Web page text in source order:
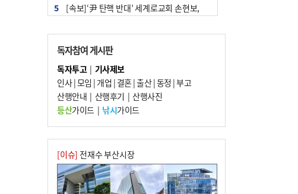
5
[속보]‘尹 탄핵 반대’ 세계로교회 손현보,
군사기밀 유출자 색출 지시
7
부산 주유소 휘발유 평균가 ℓ당 1849원…
전주보다 3원 ↓
8
[속보] ‘심판 성접대’ 논란 축구협회 공식 사
과…“현재는 부적절 행위 없어”
10 서울 중랑구서 흉기 난동…60대 남성 2명
사망
독자참여 게시판
독자투고| 기사제보
인사|모임 | 개업 | 결혼|출산|동정 |부고
산행안내 | 산행후기 | 산행사진
등산가이드| 낚시가이드
[이슈] 전재수 부산시장